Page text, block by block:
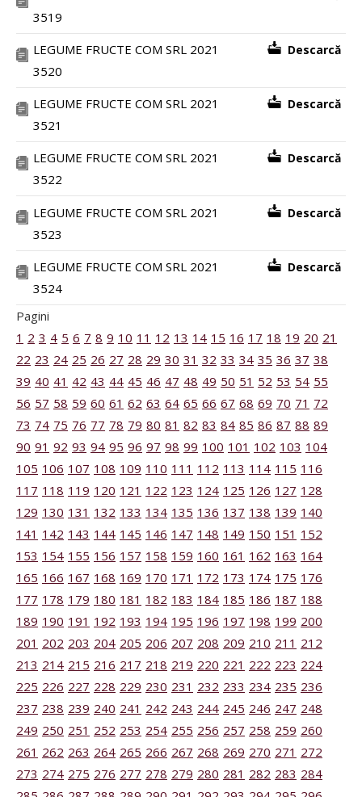
3519
LEGUME FRUCTE COM SRL 2021
3520
Descarcă
LEGUME FRUCTE COM SRL 2021
3521
Descarcă
LEGUME FRUCTE COM SRL 2021
3522
Descarcă
LEGUME FRUCTE COM SRL 2021
3523
Descarcă
LEGUME FRUCTE COM SRL 2021
3524
Descarcă
Pagini
1 2 3 4 5 6 7 8 9 10 11 12 13 14 15 16 17 18 19 20 21
22 23 24 25 26 27 28 29 30 31 32 33 34 35 36 37 38
39 40 41 42 43 44 45 46 47 48 49 50 51 52 53 54 55
56 57 58 59 60 61 62 63 64 65 66 67 68 69 70 71 72
73 74 75 76 77 78 79 80 81 82 83 84 85 86 87 88 89
90 91 92 93 94 95 96 97 98 99 100 101 102 103 104
105 106 107 108 109 110 111 112 113 114 115 116
117 118 119 120 121 122 123 124 125 126 127 128
129 130 131 132 133 134 135 136 137 138 139 140
141 142 143 144 145 146 147 148 149 150 151 152
153 154 155 156 157 158 159 160 161 162 163 164
165 166 167 168 169 170 171 172 173 174 175 176
177 178 179 180 181 182 183 184 185 186 187 188
189 190 191 192 193 194 195 196 197 198 199 200
201 202 203 204 205 206 207 208 209 210 211 212
213 214 215 216 217 218 219 220 221 222 223 224
225 226 227 228 229 230 231 232 233 234 235 236
237 238 239 240 241 242 243 244 245 246 247 248
249 250 251 252 253 254 255 256 257 258 259 260
261 262 263 264 265 266 267 268 269 270 271 272
273 274 275 276 277 278 279 280 281 282 283 284